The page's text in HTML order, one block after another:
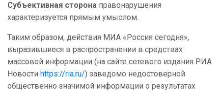
Субъективная сторона правонарушения
характеризуется прямым умыслом.
Таким образом, действия МИА «Россия сегодня»,
выразившиеся в распространении в средствах
массовой информации (на сайте сетевого издания РИА
Новости https://ria.ru/) заведомо недостоверной
общественно значимой информации о результатах